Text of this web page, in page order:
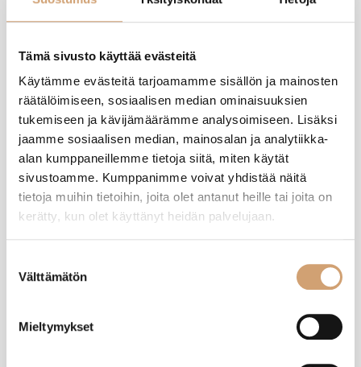
Tämä sivusto käyttää evästeitä
Käytämme evästeitä tarjoamamme sisällön ja mainosten
räätälöimiseen, sosiaalisen median ominaisuuksien
tukemiseen ja kävijämäärämme analysoimiseen. Lisäksi
jaamme sosiaalisen median, mainosalan ja analytiikka-
alan kumppaneillemme tietoja siitä, miten käytät
sivustoamme. Kumppanimme voivat yhdistää näitä
tietoja muihin tietoihin, joita olet antanut heille tai joita on
kerätty, kun olet käyttänyt heidän palvelujaan.
valinta
Välttämätön
Mieltymykset
Varmistettu ostaja
Juha-Pekka Oksanen
Pihlajamäki, FI
Hyvä purkki ja hyvä painokansi purkin sisälle.